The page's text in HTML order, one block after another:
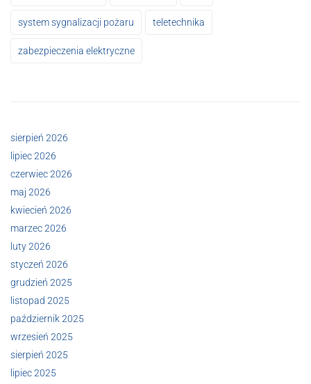
system sygnalizacji pożaru teletechnika
zabezpieczenia elektryczne
sierpień 2026
lipiec 2026
czerwiec 2026
maj 2026
kwiecień 2026
marzec 2026
luty 2026
styczeń 2026
grudzień 2025
listopad 2025
październik 2025
wrzesień 2025
sierpień 2025
lipiec 2025